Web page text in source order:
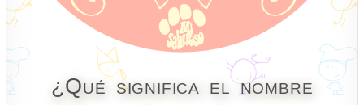
¿Qué significa el nombre